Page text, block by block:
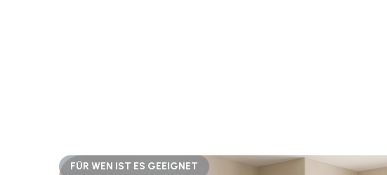
FÜR WEN IST ES GEEIGNET